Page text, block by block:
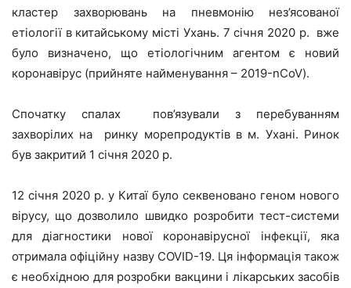
кластер захворювань на пневмонію нез’ясованої
етіології в китайському місті Ухань. 7 січня 2020 р. вже
було визначено, що етіологічним агентом є новий
коронавірус (прийняте найменування – 2019-nCoV).
Спочатку спалах пов’язували з перебуванням
захворілих на ринку морепродуктів в м. Ухані. Ринок
був закритий 1 січня 2020 р.
12 січня 2020 р. у Китаї було секвеновано геном нового
вірусу, що дозволило швидко розробити тест-системи
для діагностики нової коронавірусної інфекції, яка
отримала офіційну назву COVID-19. Ця інформація також
є необхідною для розробки вакцини і лікарських засобів